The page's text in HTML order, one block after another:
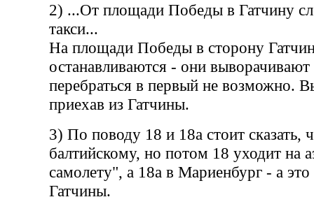
2) ...От площади Победы в Гатчину
такси...
На площади Победы в сторону
останавливаются - они
перебраться в первый не возможно.
приехав из Гатчины.
3) По поводу 18 и 18а стоит сказать,
балтийскому, но потом 18 уходит на
самолету", а 18а в Мариенбург - а
Гатчины.